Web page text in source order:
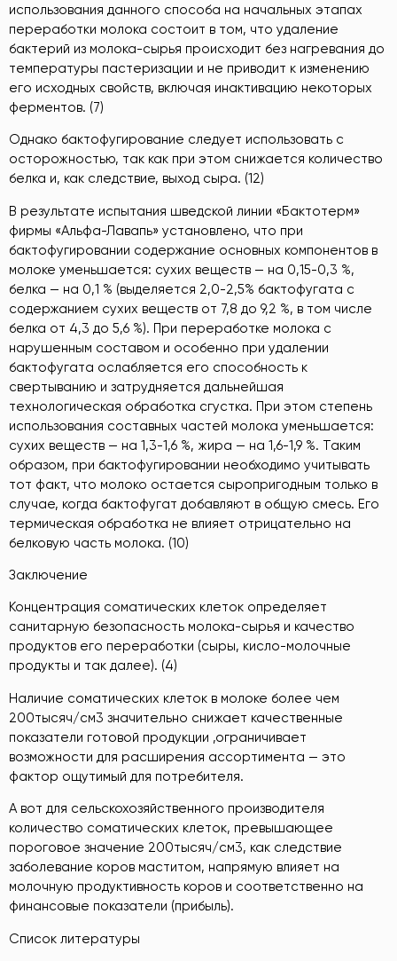
использования данного способа на начальных этапах
переработки молока состоит в том, что удаление
бактерий из молока-сырья происходит без нагревания до
температуры пастеризации и не приводит к изменению
его исходных свойств, включая инактивацию некоторых
ферментов. (7)
Однако бактофугирование следует использовать с
осторожностью, так как при этом снижается количество
белка и, как следствие, выход сыра. (12)
В результате испытания шведской линии «Бактотерм»
фирмы «Альфа-Лавапь» установлено, что при
бактофугировании содержание основных компонентов в
молоке уменьшается: сухих веществ — на 0,15-0,3 %,
белка — на 0,1 % (выделяется 2,0-2,5% бактофугата с
содержанием сухих веществ от 7,8 до 9,2 %, в том числе
белка от 4,3 до 5,6 %). При переработке молока с
нарушенным составом и особенно при удалении
бактофугата ослабляется его способность к
свертыванию и затрудняется дальнейшая
технологическая обработка сгустка. При этом степень
использования составных частей молока уменьшается:
сухих веществ — на 1,3-1,6 %, жира — на 1,6-1,9 %. Таким
образом, при бактофугировании необходимо учитывать
тот факт, что молоко остается сыропригодным только в
случае, когда бактофугат добавляют в общую смесь. Его
термическая обработка не влияет отрицательно на
белковую часть молока. (10)
Заключение
Концентрация соматических клеток определяет
санитарную безопасность молока-сырья и качество
продуктов его переработки (сыры, кисло-молочные
продукты и так далее). (4)
Наличие соматических клеток в молоке более чем
200тысяч/см3 значительно снижает качественные
показатели готовой продукции ,ограничивает
возможности для расширения ассортимента — это
фактор ощутимый для потребителя.
А вот для сельскохозяйственного производителя
количество соматических клеток, превышающее
пороговое значение 200тысяч/см3, как следствие
заболевание коров маститом, напрямую влияет на
молочную продуктивность коров и соответственно на
финансовые показатели (прибыль).
Список литературы